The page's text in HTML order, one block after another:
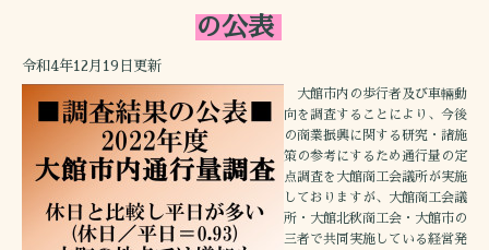
の公表
令和4年12月19日更新
大館市内の歩行者及び車輛動
向を調査することにより、今後
の商業振興に関する研究・諸施
策の参考にするため通行量の定
点調査を大館商工会議所が実施
しておりますが、大館商工会議
所・大館北秋商工会・大館市の
三者で共同実施している経営発